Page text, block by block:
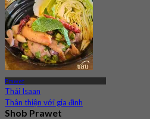
Từ฿ 2,000
Prawet
Thái Isaan
Thân thiện với gia đình
Shob Prawet